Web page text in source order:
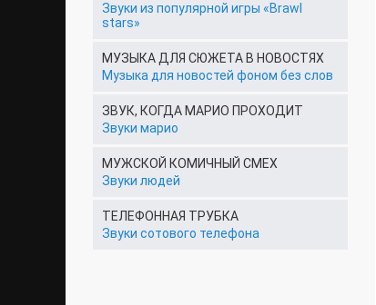
Звуки из популярной игры «Brawl
stars»
МУЗЫКА ДЛЯ СЮЖЕТА В НОВОСТЯХ
Музыка для новостей фоном без слов
ЗВУК, КОГДА МАРИО ПРОХОДИТ
Звуки марио
МУЖСКОЙ КОМИЧНЫЙ СМЕХ
Звуки людей
ТЕЛЕФОННАЯ ТРУБКА
Звуки сотового телефона